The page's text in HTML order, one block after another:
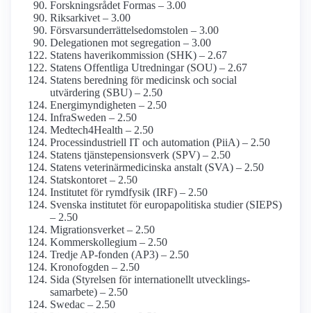
Forskningsrådet Formas – 3.00
Riksarkivet – 3.00
Försvars­underrättelse­domstolen – 3.00
Delegationen mot segregation – 3.00
Statens haveri­kommission (SHK) – 2.67
Statens Offentliga Utredningar (SOU) – 2.67
Statens beredning för medicinsk och social
utvärdering (SBU) – 2.50
Energi­myndigheten – 2.50
InfraSweden – 2.50
Medtech4­Health – 2.50
Process­industriell IT och automation (PiiA) – 2.50
Statens tjänste­pensions­verk (SPV) – 2.50
Statens veterinär­medicinska anstalt (SVA) – 2.50
Statskontoret – 2.50
Institutet för rymdfysik (IRF) – 2.50
Svenska institutet för europa­politiska studier (SIEPS)
– 2.50
Migrationsverket – 2.50
Kommers­kollegium – 2.50
Tredje AP-fonden (AP3) – 2.50
Kronofogden – 2.50
Sida (Styrelsen för internationellt utvecklings­
samarbete) – 2.50
Swedac – 2.50